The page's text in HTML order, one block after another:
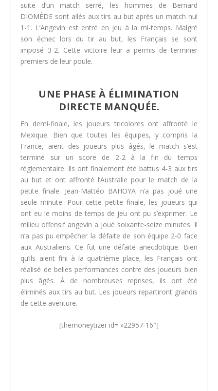
suite d’un match serré, les hommes de Bernard
DIOMÈDE sont allés aux tirs au but après un match nul
1-1. L’Angevin est entré en jeu à la mi-temps. Malgré
son échec lors du tir au but, les Français se sont
imposé 3-2. Cette victoire leur a permis de terminer
premiers de leur poule.
UNE PHASE À ÉLIMINATION
DIRECTE MANQUÉE.
En demi-finale, les joueurs tricolores ont affronté le
Mexique. Bien que toutes les équipes, y compris la
France, aient des joueurs plus âgés, le match s’est
terminé sur un score de 2-2 à la fin du temps
réglementaire. Ils ont finalement été battus 4-3 aux tirs
au but et ont affronté l’Australie pour le match de la
petite finale. Jean-Mattéo BAHOYA n’a pas joué une
seule minute. Pour cette petite finale, les joueurs qui
ont eu le moins de temps de jeu ont pu s’exprimer. Le
milieu offensif angevin a joué soixante-seize minutes. Il
n’a pas pu empêcher la défaite de son équipe 2-0 face
aux Australiens. Ce fut une défaite anecdotique. Bien
qu’ils aient fini à la quatrième place, les Français ont
réalisé de belles performances contre des joueurs bien
plus âgés. À de nombreuses reprises, ils ont été
éliminés aux tirs au but. Les joueurs repartiront grandis
de cette aventure.
[themoneytizer id= »22957-16″]